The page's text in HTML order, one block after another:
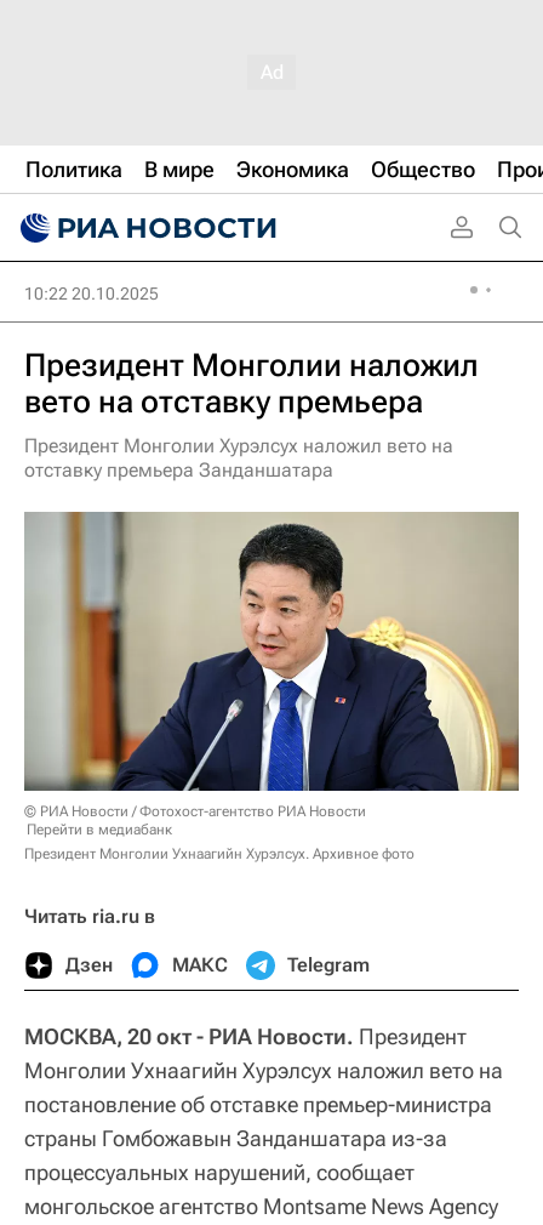
Политика В мире Экономика Общество
10:22 20.10.2025
Президент Монголии наложил
вето на отставку премьера
Президент Монголии Хурэлсух наложил вето на
отставку премьера Занданшатара
© РИА Новости / Фотохост-агентство РИА Новости
Перейти в медиабанк
Президент Монголии Ухнаагийн Хурэлсух. Архивное фото
Читать ria.ru в
Дзен МАКС Telegram
МОСКВА, 20 окт - РИА Новости. Президент
Монголии Ухнаагийн Хурэлсух наложил вето на
постановление об отставке премьер-министра
страны Гомбожавын Занданшатара из-за
процессуальных нарушений, сообщает
монгольское агентство Montsame News Agency